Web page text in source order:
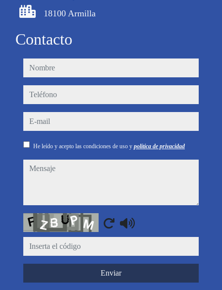
18100 Armilla
Contacto
nombre
teléfono
e-mail
He leído y acepto las condiciones de uso y política de privacidad
mensaje
Captcha
Enviar